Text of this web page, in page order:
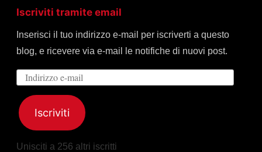
Iscriviti tramite email
Inserisci il tuo indirizzo e-mail per iscriverti a questo
blog, e ricevere via e-mail le notifiche di nuovi post.
Indirizzo
mail
Iscriviti
Unisciti a 256 altri iscritti